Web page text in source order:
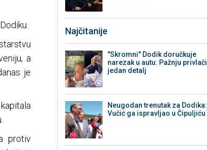
a
je
protiv
Najčitanije
"Skromni" Dodik doručkuje
narezak u autu: Pažnju privlači
jedan detalj
Neugodan trenutak za Dodika:
Vučić ga ispravljao u Čipuljiću